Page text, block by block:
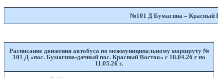
№101 Д Бумагина – Красный
Расписание движения автобуса по межмуниципальному маршруту №
101 Д «пос. Бумагина-дачный пос. Красный Восток» с 18.04.26 г по
11.05.26 г.